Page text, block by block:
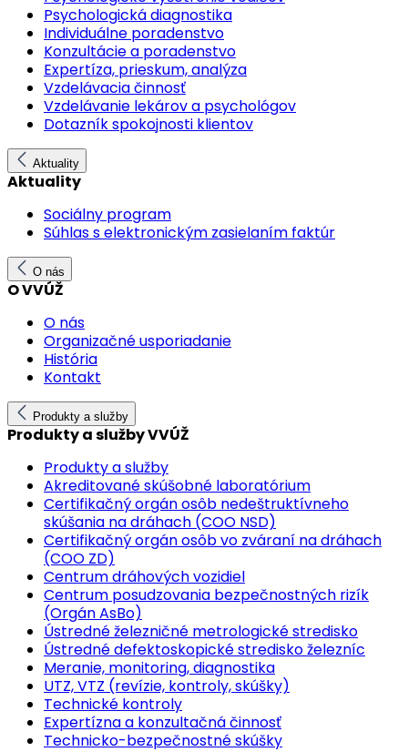
Psychologická diagnostika
Individuálne poradenstvo
Konzultácie a poradenstvo
Expertíza, prieskum, analýza
Vzdelávacia činnosť
Vzdelávanie lekárov a psychológov
Dotazník spokojnosti klientov
Aktuality
Aktuality
Sociálny program
Súhlas s elektronickým zasielaním faktúr
O nás
O VVÚŽ
O nás
Organizačné usporiadanie
História
Kontakt
Produkty a služby
Produkty a služby VVÚŽ
Produkty a služby
Akreditované skúšobné laboratórium
Certifikačný orgán osôb nedeštruktívneho
skúšania na dráhach (COO NSD)
Certifikačný orgán osôb vo zváraní na dráhach
(COO ZD)
Centrum dráhových vozidiel
Centrum posudzovania bezpečnostných rizík
(Orgán AsBo)
Ústredné železničné metrologické stredisko
Ústredné defektoskopické stredisko železníc
Meranie, monitoring, diagnostika
UTZ, VTZ (revízie, kontroly, skúšky)
Technické kontroly
Expertízna a konzultačná činnosť
Technicko-bezpečnostné skúšky